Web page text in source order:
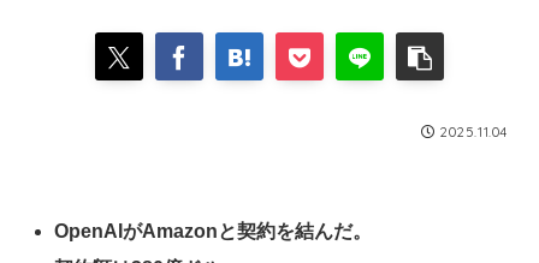
2025.11.04
OpenAIがAmazonと契約を結んだ。